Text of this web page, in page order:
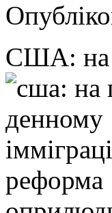
США: на